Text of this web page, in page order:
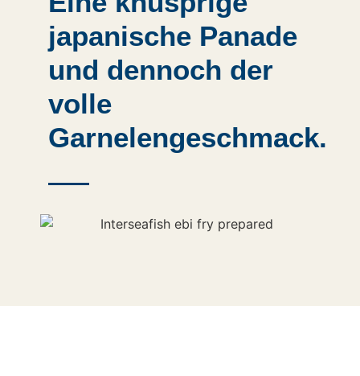
japanische Panade
und dennoch der
volle
Garnelengeschmack.